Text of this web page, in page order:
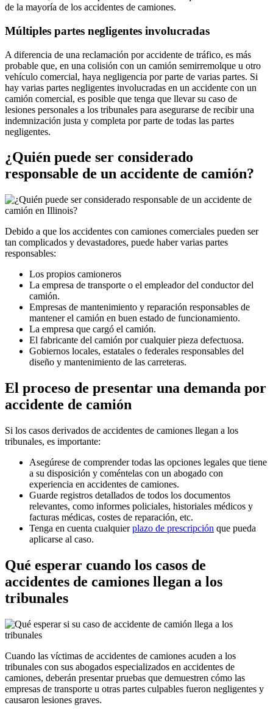
de la mayoría de los accidentes de camiones.
Múltiples partes negligentes involucradas
A diferencia de una reclamación por accidente de tráfico, es más
probable que, en una colisión con un camión semirremolque u otro
vehículo comercial, haya negligencia por parte de varias partes. Si
hay varias partes negligentes involucradas en un accidente con un
camión comercial, es posible que tenga que llevar su caso de
lesiones personales a los tribunales para asegurarse de recibir una
indemnización justa y completa por parte de todas las partes
negligentes.
¿Quién puede ser considerado
responsable de un accidente de camión?
Debido a que los accidentes con camiones comerciales pueden ser
tan complicados y devastadores, puede haber varias partes
responsables:
Los propios camioneros
La empresa de transporte o el empleador del conductor del
camión.
Empresas de mantenimiento y reparación responsables de
mantener el camión en buen estado de funcionamiento.
La empresa que cargó el camión.
El fabricante del camión por cualquier pieza defectuosa.
Gobiernos locales, estatales o federales responsables del
diseño y mantenimiento de las carreteras.
El proceso de presentar una demanda por
accidente de camión
Si los casos derivados de accidentes de camiones llegan a los
tribunales, es importante:
Asegúrese de comprender todas las opciones legales que tiene
a su disposición y coméntelas con un abogado con
experiencia en accidentes de camiones.
Guarde registros detallados de todos los documentos
relevantes, como informes policiales, historiales médicos y
facturas médicas, costes de reparación, etc.
Tenga en cuenta cualquierplazo de prescripción que pueda
aplicarse al caso.
Qué esperar cuando los casos de
accidentes de camiones llegan a los
tribunales
Cuando las víctimas de accidentes de camiones acuden a los
tribunales con sus abogados especializados en accidentes de
camiones, deberán presentar pruebas que demuestren cómo las
empresas de transporte u otras partes culpables fueron negligentes y
causaron lesiones graves.